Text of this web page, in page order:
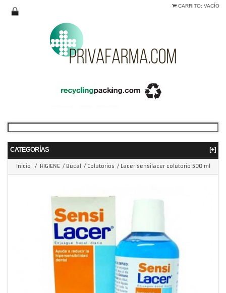
CARRITO: VACÍO
CATEGORÍAS [+]
Inicio / HIGIENE / Bucal / Colutorios / Lacer sensilacer colutorio 500 ml